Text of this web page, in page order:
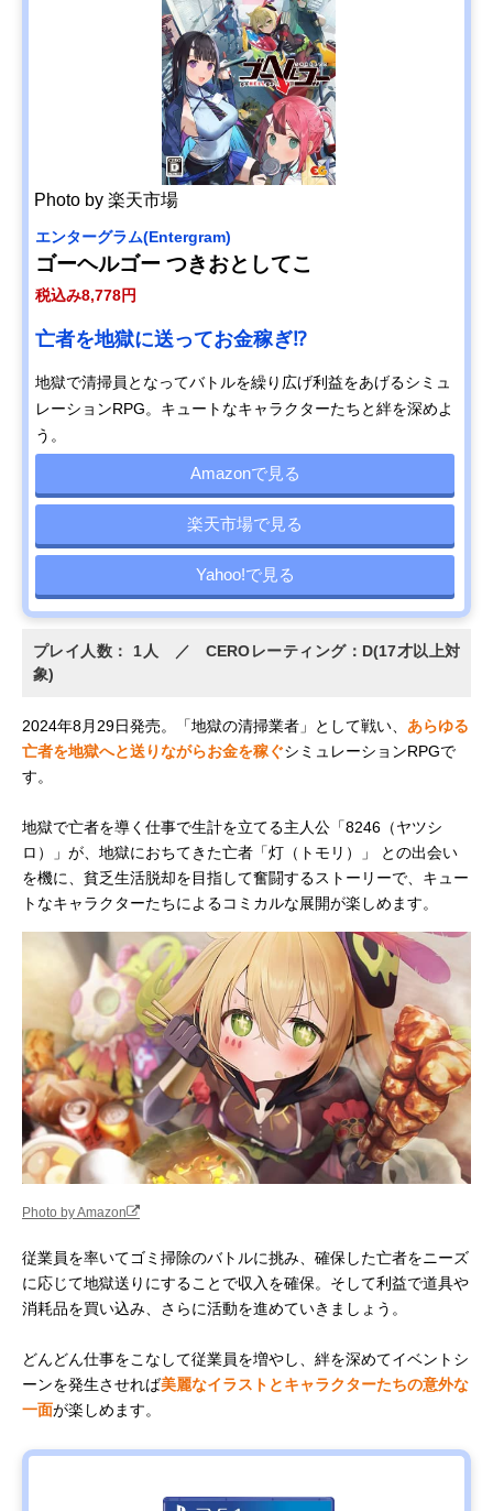
Photo by 楽天市場
エンターグラム(Entergram)
ゴーヘルゴー つきおとしてこ
税込み8,778円
亡者を地獄に送ってお金稼ぎ⁉
地獄で清掃員となってバトルを繰り広げ利益をあげるシミュ
レーションRPG。キュートなキャラクターたちと絆を深めよ
う。
Amazonで見る
楽天市場で見る
Yahoo!で見る
プレイ人数： 1人 ／ CEROレーティング：D(17才以上対
象)
2024年8月29日発売。「地獄の清掃業者」として戦い、 あらゆる
亡者を地獄へと送りながらお金を稼ぐシミュレーションRPGで
す。
地獄で亡者を導く仕事で生計を立てる主人公「8246（ヤツシ
ロ）」が、地獄におちてきた亡者「灯（トモリ）」 との出会い
を機に、貧乏生活脱却を目指して奮闘するストーリーで、キュー
トなキャラクターたちによるコミカルな展開が楽しめます。
Photo by Amazon
従業員を率いてゴミ掃除のバトルに挑み、確保した亡者をニーズ
に応じて地獄送りにすることで収入を確保。そして利益で道具や
消耗品を買い込み、さらに活動を進めていきましょう。
どんどん仕事をこなして従業員を増やし、絆を深めてイベントシ
ーンを発生させれば美麗なイラストとキャラクターたちの意外な
一面が楽しめます。